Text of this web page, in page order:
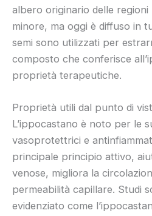
albero originario delle regioni
minore, ma oggi è diffuso in
semi sono utilizzati per
composto che conferisce
proprietà terapeutiche.
Proprietà utili dal punto di
L’ippocastano è noto per le
vasoprotettrici e
principale principio attivo,
venose, migliora la
permeabilità capillare. Studi
evidenziato come